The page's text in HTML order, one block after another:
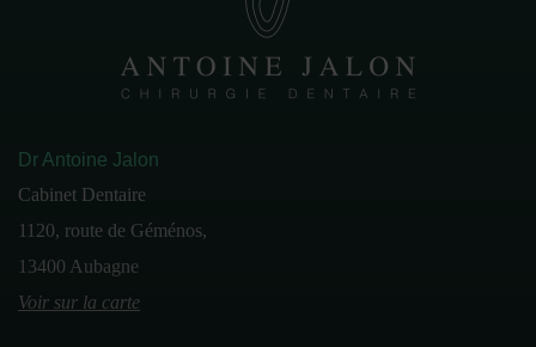
Dr Antoine Jalon
Cabinet Dentaire
1120, route de Géménos,
13400 Aubagne
Voir sur la carte